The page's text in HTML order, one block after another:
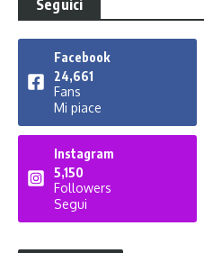
Seguici
Facebook
24,661
Fans
Mi piace
Instagram
5,150
Followers
Segui